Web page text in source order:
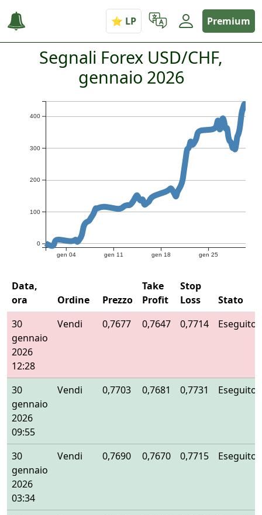
Premium
Segnali Forex USD/CHF,
gennaio 2026
gen 04 gen 11 gen 18 gen 25
0
100
200
300
400
Data,
ora
Ordine Prezzo
Take
Profit
Stop
Loss
Stato
30
gennaio
2026
12:28
Vendi 0,7677 0,7647 0,7714 Eseguito
30
gennaio
2026
09:55
Vendi 0,7703 0,7681 0,7731 Eseguito
30
gennaio
2026
03:34
Vendi 0,7690 0,7670 0,7715 Eseguito